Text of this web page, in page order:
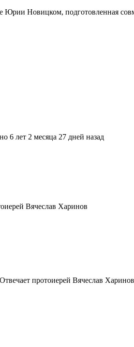
Новицком, подготовленная
6 лет 2 месяца 27 дней назад
Вячеслав Харинов
протоиерей Вячеслав Харинов